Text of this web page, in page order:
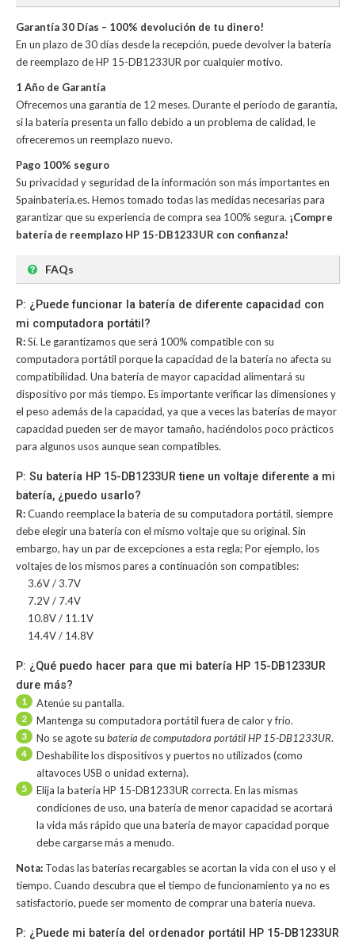
Garantía 30 Días – 100% devolución de tu dinero!
En un plazo de 30 días desde la recepción, puede devolver la batería
de reemplazo de HP 15-DB1233UR por cualquier motivo.
1 Año de Garantía
Ofrecemos una garantía de 12 meses. Durante el período de garantía,
si la batería presenta un fallo debido a un problema de calidad, le
ofreceremos un reemplazo nuevo.
Pago 100% seguro
Su privacidad y seguridad de la información son más importantes en
Spainbateria.es. Hemos tomado todas las medidas necesarias para
garantizar que su experiencia de compra sea 100% segura. ¡Compre
batería de reemplazo HP 15-DB1233UR con confianza!
FAQs
P: ¿Puede funcionar la batería de diferente capacidad con
mi computadora portátil?
R:Sí. Le garantizamos que será 100% compatible con su
computadora portátil porque la capacidad de la batería no afecta su
compatibilidad. Una batería de mayor capacidad alimentará su
dispositivo por más tiempo. Es importante verificar las dimensiones y
el peso además de la capacidad, ya que a veces las baterías de mayor
capacidad pueden ser de mayor tamaño, haciéndolos poco prácticos
para algunos usos aunque sean compatibles.
P: Su batería HP 15-DB1233UR tiene un voltaje diferente a mi
batería, ¿puedo usarlo?
R:Cuando reemplace la batería de su computadora portátil, siempre
debe elegir una batería con el mismo voltaje que su original. Sin
embargo, hay un par de excepciones a esta regla; Por ejemplo, los
voltajes de los mismos pares a continuación son compatibles:
3.6V / 3.7V
7.2V / 7.4V
10.8V / 11.1V
14.4V / 14.8V
P: ¿Qué puedo hacer para que mi batería HP 15-DB1233UR
dure más?
1 Atenúe su pantalla.
2 Mantenga su computadora portátil fuera de calor y frío.
3 No se agote su batería de computadora portátil HP 15-DB1233UR.
4
Deshabilite los dispositivos y puertos no utilizados (como
altavoces USB o unidad externa).
5
Elija la batería HP 15-DB1233UR correcta. En las mismas
condiciones de uso, una batería de menor capacidad se acortará
la vida más rápido que una batería de mayor capacidad porque
debe cargarse más a menudo.
Nota: Todas las baterías recargables se acortan la vida con el uso y el
tiempo. Cuando descubra que el tiempo de funcionamiento ya no es
satisfactorio, puede ser momento de comprar una batería nueva.
P: ¿Puede mi batería del ordenador portátil HP 15-DB1233UR